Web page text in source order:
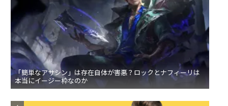
「簡単なアサシン」は存在自体が害悪？ロックとナフィーリは
本当にイージー枠なのか